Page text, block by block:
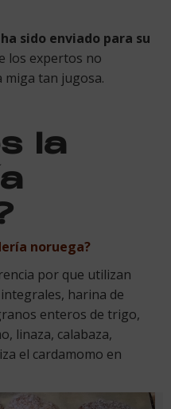
sido enviado para su
los expertos no
miga tan jugosa.
la
noruega?
por que utilizan
harina de
enteros de trigo,
linaza, calabaza,
el cardamomo en